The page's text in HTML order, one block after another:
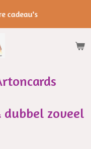
cadeau's
dubbel zoveel